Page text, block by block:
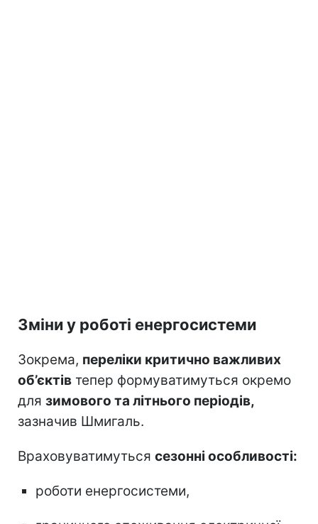
Зміни у роботі енергосистеми
Зокрема, переліки критично важливих
об’єктів тепер формуватимуться окремо
для зимового та літнього періодів,
зазначив Шмигаль.
Враховуватимуться сезонні особливості:
роботи енергосистеми,